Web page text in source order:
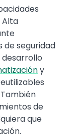
Alta
de seguridad
desarrollo
y
de
que